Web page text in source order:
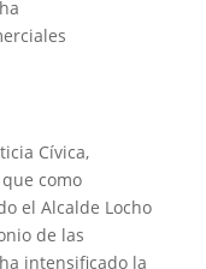
Cívica,
como
el Alcalde Locho
de las
intensificado la